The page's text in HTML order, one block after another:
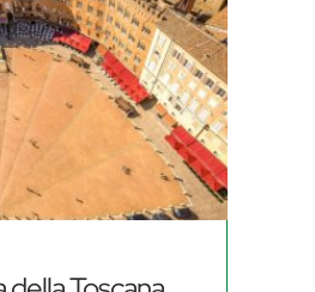
sua bellezza è
mura
circondano […]